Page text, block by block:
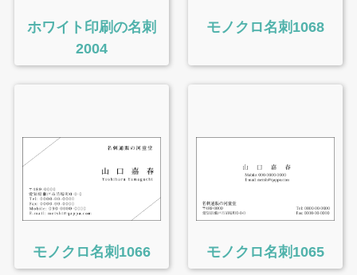
ホワイト印刷の名刺
2004
モノクロ名刺1068
モノクロ名刺1066 モノクロ名刺1065